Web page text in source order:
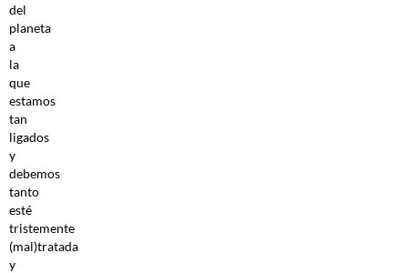
del
planeta
a
la
que
estamos
tan
ligados
y
debemos
tanto
esté
tristemente
(mal)tratada
y